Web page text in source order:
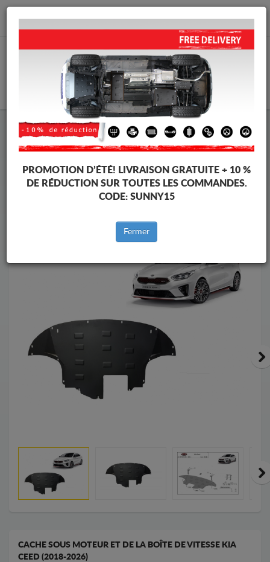
info@cachesousmoteur.fr
Cache Sous Moteur Kia Cache Sous Moteur Kia C eed
Marques
CACHE SOUS MOTEUR ET DE LA BOÎTE DE VITESSE KIA
CEED (2018-2026)
PROMOTION D’ÉTÉ! LIVRAISON GRATUITE + 10 %
DE RÉDUCTION SUR TOUTES LES COMMANDES.
CODE: SUNNY15
Fermer